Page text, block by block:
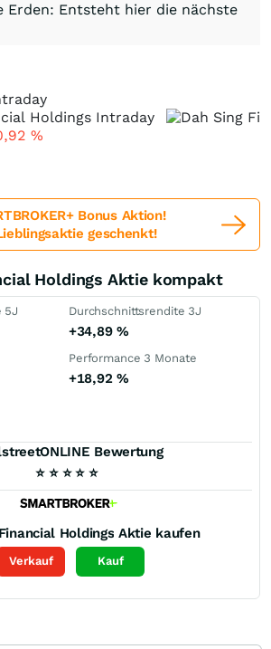
Erden: Entsteht hier die nächste
%
Bonus Aktion!
geschenkt!
Holdings Aktie kompakt
5J Durchschnittsrendite 3J
+34,89 %
Performance 3 Monate
+18,92 %
Bewertung
⭐ ⭐ ⭐ ⭐ ⭐
Holdings Aktie kaufen
Verkauf Kauf